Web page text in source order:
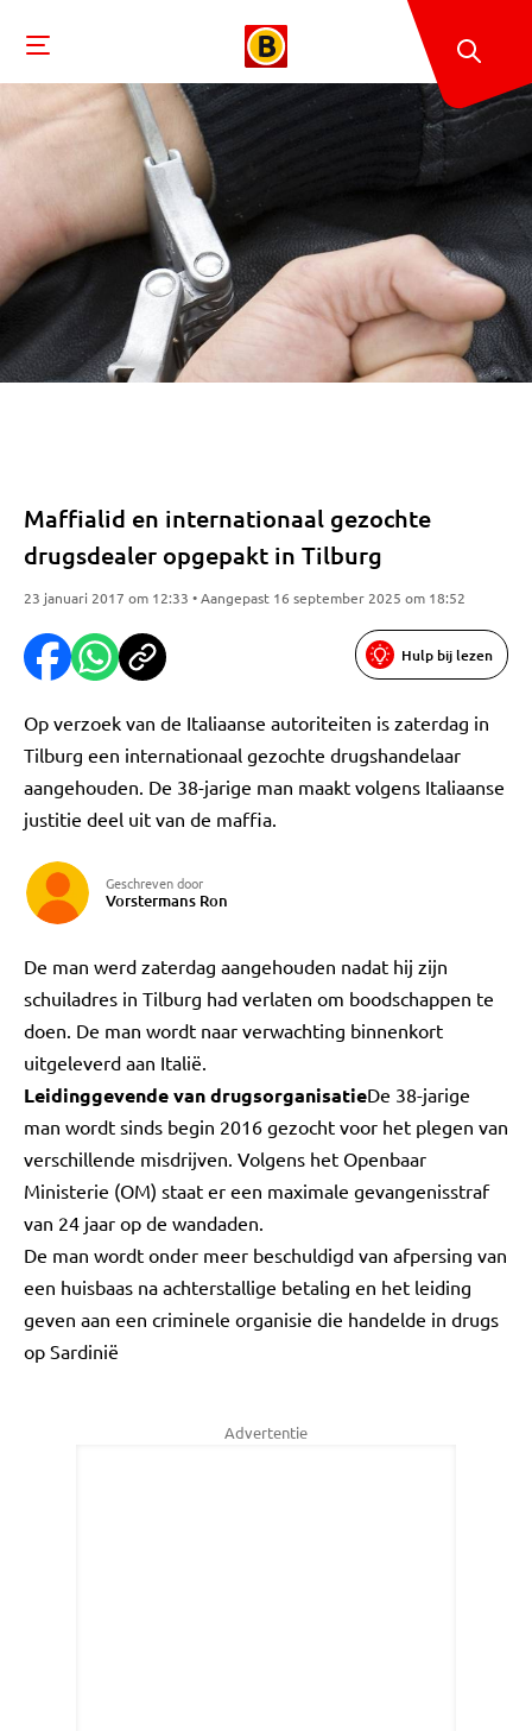
Maffialid en internationaal gezochte
drugsdealer opgepakt in Tilburg
23 januari 2017 om 12:33 • Aangepast 16 september 2025 om 18:52
Hulp bij lezen
Op verzoek van de Italiaanse autoriteiten is zaterdag in
Tilburg een internationaal gezochte drugshandelaar
aangehouden. De 38-jarige man maakt volgens Italiaanse
justitie deel uit van de maffia.
Geschreven door
Vorstermans Ron
De man werd zaterdag aangehouden nadat hij zijn
schuiladres in Tilburg had verlaten om boodschappen te
doen. De man wordt naar verwachting binnenkort
uitgeleverd aan Italië.
Leidinggevende van drugsorganisatieDe 38-jarige
man wordt sinds begin 2016 gezocht voor het plegen van
verschillende misdrijven. Volgens het Openbaar
Ministerie (OM) staat er een maximale gevangenisstraf
van 24 jaar op de wandaden.
De man wordt onder meer beschuldigd van afpersing van
een huisbaas na achterstallige betaling en het leiding
geven aan een criminele organisie die handelde in drugs
op Sardinië
Advertentie